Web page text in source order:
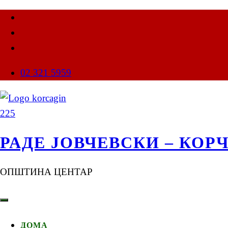
02 321 5959
РАДЕ ЈОВЧЕВСКИ –
ОПШТИНА ЦЕНТАР
ДОМА